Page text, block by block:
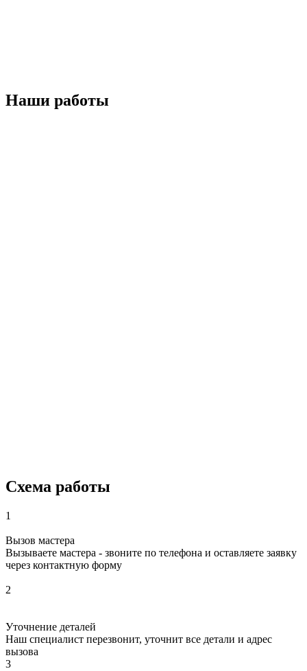
Наши работы
Схема работы
1
Вызов мастера
Вызываете мастера - звоните по телефона и оставляете заявку
через контактную форму
2
Уточнение деталей
Наш специалист перезвонит, уточнит все детали и адрес
вызова
3